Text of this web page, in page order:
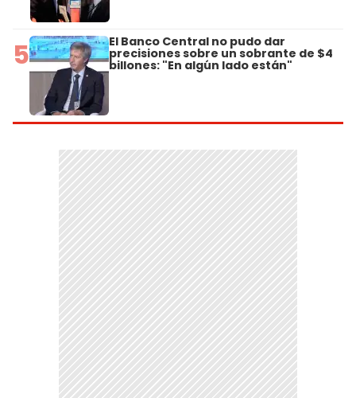
5 El Banco Central no pudo dar
precisiones sobre un sobrante de $4
billones: "En algún lado están"